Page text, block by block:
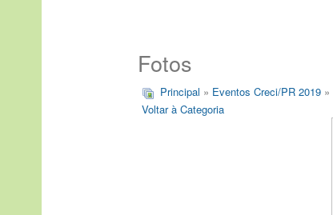
Fotos
Principal » Eventos Creci/PR 2019 »
Voltar à Categoria